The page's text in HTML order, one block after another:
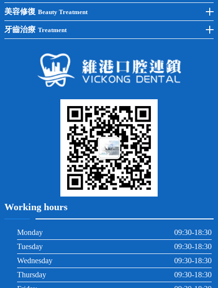
單顆種植
半口種植
全口種植
洗牙
黃黑牙
常見問題
牙齒矯正
兒童矯正
牙列不齊
美容修復 Beauty Treatment
全瓷牙
牙齒治療 Treatment
牙齦出血
Working hours
Monday
09:30-18:30
Tuesday
09:30-18:30
Wednesday
09:30-18:30
Thursday
09:30-18:30